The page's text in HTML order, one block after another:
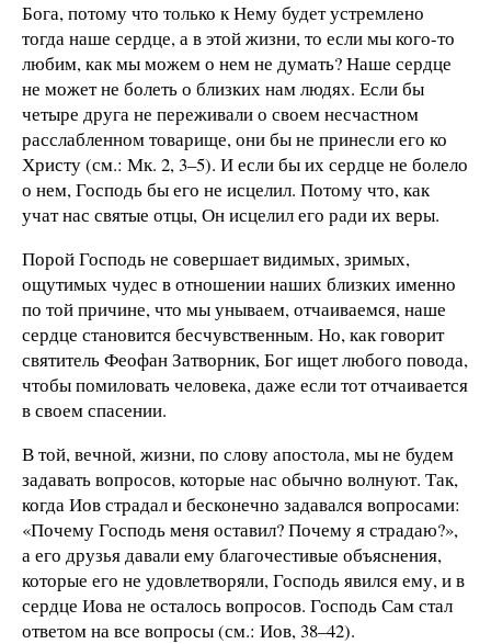
Бога, потому что только к Нему будет устремлено
тогда наше сердце, а в этой жизни, то если мы кого-то
любим, как мы можем о нем не думать? Наше сердце
не может не болеть о близких нам людях. Если бы
четыре друга не переживали о своем несчастном
расслабленном товарище, они бы не принесли его ко
Христу (см.: Мк. 2, 3–5). И если бы их сердце не болело
о нем, Господь бы его не исцелил. Потому что, как
учат нас святые отцы, Он исцелил его ради их веры.
Порой Господь не совершает видимых, зримых,
ощутимых чудес в отношении наших близких именно
по той причине, что мы унываем, отчаиваемся, наше
сердце становится бесчувственным. Но, как говорит
святитель Феофан Затворник, Бог ищет любого повода,
чтобы помиловать человека, даже если тот отчаивается
в своем спасении.
В той, вечной, жизни, по слову апостола, мы не будем
задавать вопросов, которые нас обычно волнуют. Так,
когда Иов страдал и бесконечно задавался вопросами:
«Почему Господь меня оставил? Почему я страдаю?»,
а его друзья давали ему благочестивые объяснения,
которые его не удовлетворяли, Господь явился ему, и в
сердце Иова не осталось вопросов. Господь Сам стал
ответом на все вопросы (см.: Иов, 38–42).